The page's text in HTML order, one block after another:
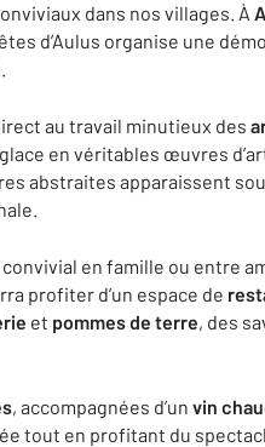
dans nos villages. À
d’Aulus organise une
au travail minutieux des
en véritables œuvres
abstraites apparaissent
en famille ou entre
profiter d’un espace de
et pommes de terre, des
, accompagnées d’un vin
tout en profitant du